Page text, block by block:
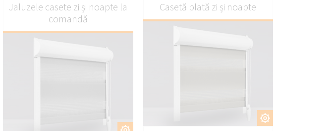
Jaluzele casete zi și noapte la
comandă
Casetă plată zi și noapte